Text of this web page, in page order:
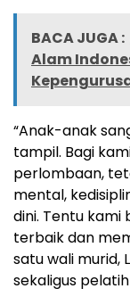
BACA JUGA :
Alam
“Anak-anak
tampil. Bagi
perlombaan,
mental,
dini. Tentu
terbaik dan
satu wali murid,
sekaligus